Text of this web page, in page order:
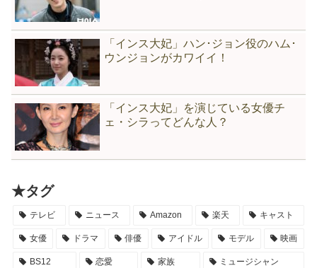
「インス大妃」ハン･ジョン役のハム･
ウンジョンがカワイイ！
「インス大妃」を演じている女優チ
ェ・シラってどんな人？
★タグ
テレビ ニュース Amazon 楽天 キャスト
女優 ドラマ 俳優 アイドル モデル 映画
BS12 恋愛 家族 ミュージシャン